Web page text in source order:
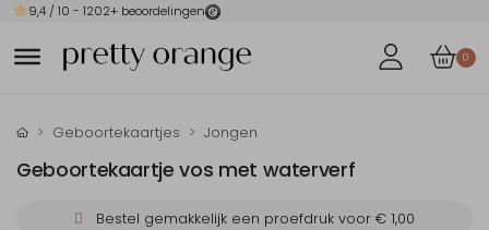
9,4 / 10 - 1202+ beoordelingen
0
Geboortekaartjes Jongen
Geboortekaartje vos met waterverf
Bestel gemakkelijk een proefdruk voor € 1,00